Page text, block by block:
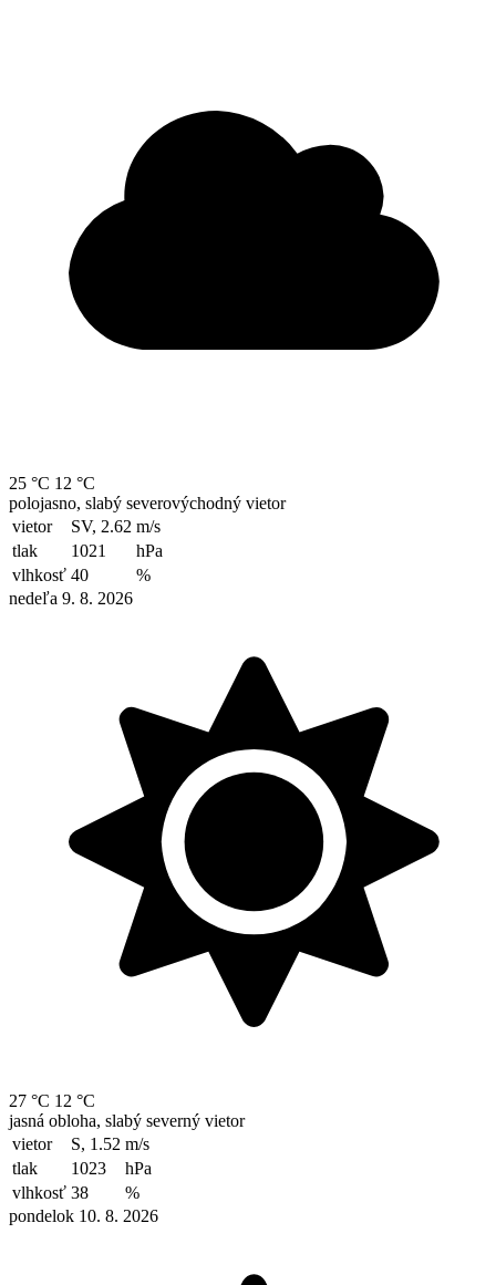
25 °C 12 °C
polojasno, slabý severovýchodný vietor
vietor
SV, 2.62 m/s
tlak
1021
hPa
vlhkosť 40
%
nedeľa 9. 8. 2026
27 °C 12 °C
jasná obloha, slabý severný vietor
vietor
S, 1.52 m/s
tlak
1023
hPa
vlhkosť 38
%
pondelok 10. 8. 2026